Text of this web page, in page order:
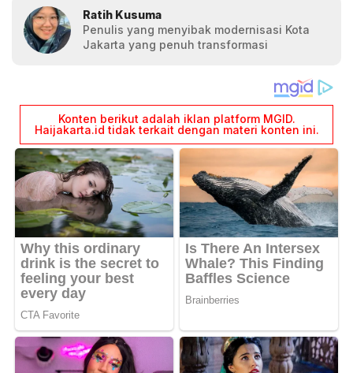
Ratih Kusuma
Penulis yang menyibak modernisasi Kota
Jakarta yang penuh transformasi